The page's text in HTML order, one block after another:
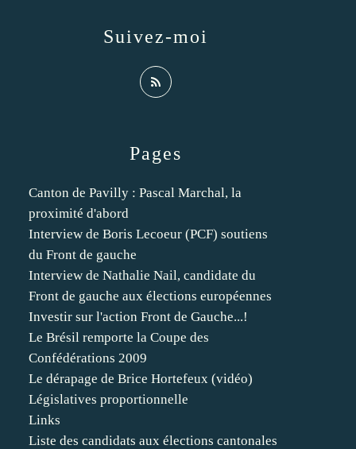
Pages
Canton de Pavilly : Pascal Marchal, la
proximité d'abord
Interview de Boris Lecoeur (PCF) soutiens
du Front de gauche
Interview de Nathalie Nail, candidate du
Front de gauche aux élections européennes
Investir sur l'action Front de Gauche...!
Le Brésil remporte la Coupe des
Confédérations 2009
Le dérapage de Brice Hortefeux (vidéo)
Législatives proportionnelle
Links
Liste des candidats aux élections cantonales
Suivez-moi